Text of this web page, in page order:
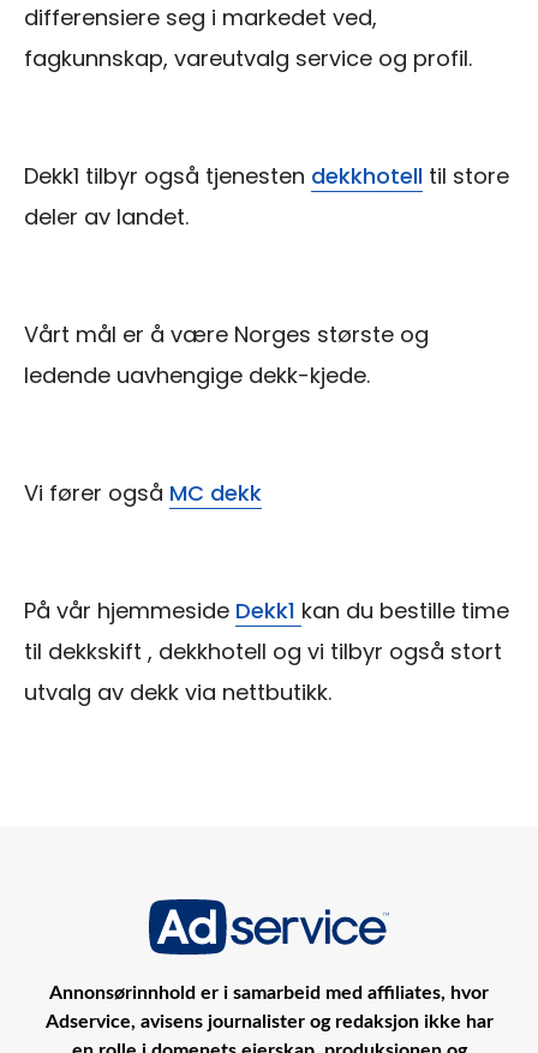
differensiere seg i markedet ved,
fagkunnskap, vareutvalg service og profil.
Dekk1 tilbyr også tjenesten dekkhotell til store
deler av landet.
Vårt mål er å være Norges største og
ledende uavhengige dekk-kjede.
Vi fører også MC dekk
På vår hjemmeside Dekk1 kan du bestille time
til dekkskift , dekkhotell og vi tilbyr også stort
utvalg av dekk via nettbutikk.
Annonsørinnhold er i samarbeid med affiliates, hvor
Adservice, avisens journalister og redaksjon ikke har